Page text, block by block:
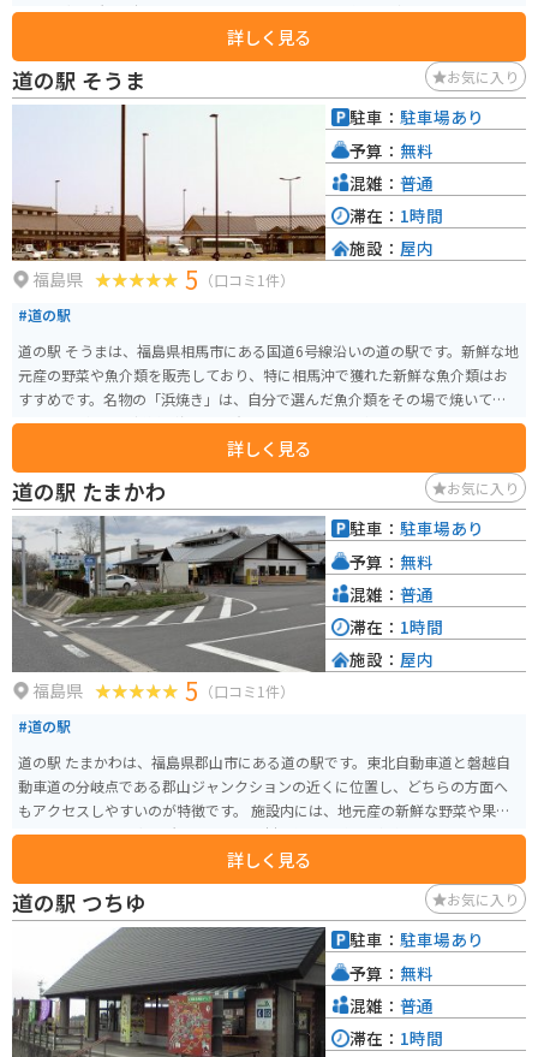
農産物直売所や、楢葉町の特産品である「ゆず」を使った商品を販売するお
しむことができます。 バイクで訪れる場合は、広い駐車場があるので安心し
て駐車できます。 道の駅 ならは、震災の記憶を後世に伝えるとともに、復興
に向かう町の姿を体感できる場所です。
詳しく見る
道の駅 そうま お気に入り
福島県 5 （口コミ1件）
#道の駅
道の駅 そうまは、福島県相馬市にある国道6号線沿いの道の駅です。新鮮な地
元産の野菜や魚介類を販売しており、特に相馬沖で獲れた新鮮な魚介類はお
すすめです。名物の「浜焼き」は、自分で選んだ魚介類をその場で焼いて食
べることができ、新鮮な海の幸を存分に味わえると人気です。 また、お土産
コーナーも充実しており、地元の銘菓や工芸品など、旅の思い出にぴったり
な品々が揃っています。バイクで訪れた際には、広い駐車場があるので安心
して駐車できます。周辺には、松川浦や相馬中村神社などの観光スポットも
あり、ツーリングの休憩場所としても最適です。道の駅 そうまでは、相馬の
豊かな自然と食を満喫できます。
詳しく見る
駐車： 駐車場あり
予算： 無料
混雑： 普通
滞在： 1時間
施設： 屋内
道の駅 たまかわ お気に入り
福島県 5 （口コミ1件）
#道の駅
道の駅 たまかわは、福島県郡山市にある道の駅です。東北自動車道と磐越自
動車道の分岐点である郡山ジャンクションの近くに位置し、どちらの方面へ
もアクセスしやすいのが特徴です。 施設内には、地元産の新鮮な野菜や果物
を販売する農産物直売所や、地元の食材を使った料理を提供するレストラ
ン、お土産コーナーなどがあります。特に、地元産のブランド米「あさか舞」
や「ひとめぼれ」は人気があり、お土産におすすめです。 バイクで訪れる場
合、駐車場も広く停めやすいので安心です。また、道の駅 たまかわは、磐梯
吾妻スカイラインや猪苗代湖など、福島県内の観光スポットへのアクセスも
良好です。ツーリングの休憩場所としても最適です。
詳しく見る
駐車： 駐車場あり
予算： 無料
混雑： 普通
滞在： 1時間
施設： 屋内
道の駅 つちゆ お気に入り
駐車： 駐車場あり
予算： 無料
混雑： 普通
滞在： 1時間